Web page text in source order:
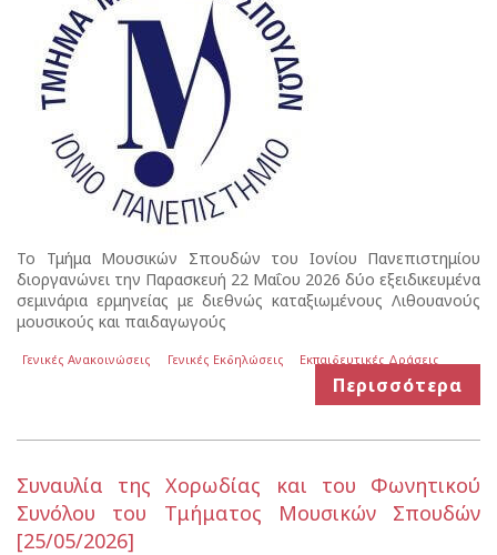
Το Τμήμα Μουσικών Σπουδών του Ιονίου Πανεπιστημίου
διοργανώνει την Παρασκευή 22 Μαΐου 2026 δύο εξειδικευμένα
σεμινάρια ερμηνείας με διεθνώς καταξιωμένους Λιθουανούς
μουσικούς και παιδαγωγούς
Γενικές Ανακοινώσεις Γενικές Εκδηλώσεις Εκπαιδευτικές Δράσεις
Περισσότερα
Συναυλία της Χορωδίας και του Φωνητικού
Συνόλου του Τμήματος Μουσικών Σπουδών
[25/05/2026]